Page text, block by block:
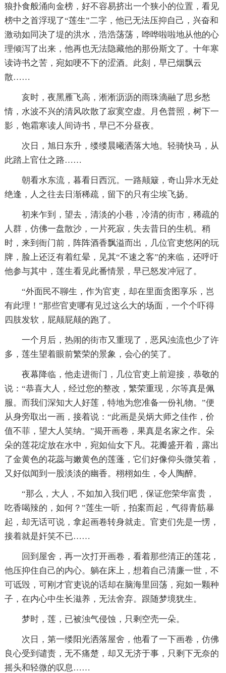
狼扑食般涌向金榜，好不容易挤出一个狭小的位置，看见
榜中之首浮现了“莲生”二字，他已无法压抑自己，兴奋和
激动如同决了堤的洪水，浩浩荡荡，哗哗啦啦地从他的心
理倾泻了出来，他再也无法隐藏他的那份斯文了。十年寒
读诗书之苦，宛如哽不下的涩酒。此刻，早已烟飘云
散……
亥时，夜黑雁飞高，淅淅沥沥的雨珠滴融了思乡愁
情，水波不兴的清风吹散了寂寞空虚。月色普照，树下一
影，饱霜寒读人间诗书，早已不分昼夜。
次日，旭日东升，缕缕晨曦洒落大地。轻骑快马，从
此踏上官仕之路……
朝看水东流，暮看日西沉。一路颠簸，奇山异水无处
绝逢，人之往去日渐稀疏，留下的只有尘埃飞扬。
初来乍到，望去，清淡的小巷，冷清的街市，稀疏的
人群，仿佛一盘散沙，一片死寂，失去昔日的生机。稍
时，来到衙门前，阵阵酒香飘溢而出，几位官吏悠闲的玩
牌，脸上还泛有着红晕，见其“不速之客”的来临，还呼吁
他参与其中，莲生看见此番情景，早已怒发冲冠了。
“外面民不聊生，作为官吏，却在里面贪图享乐，岂
有此理！”那些官吏哪有见过这么大的场面，一个个吓得
四肢发软，屁颠屁颠的跑了。
一个月后，热闹的街市又重现了，恶风浊流也少了许
多，莲生望着眼前繁荣的景象，会心的笑了。
夜幕降临，他走进衙门，几位官吏上前迎接，恭敬的
说：“恭喜大人，经过您的整改，繁荣重现，尔等真是佩
服。而我们深知大人好莲，特地为您准备一份礼物。”便
从身旁取出一画，接着说：“此画是吴炳大师之佳作，价
值不菲，望大人笑纳。”揭开画卷，果真是名家之作。朵
朵的莲花绽放在水中，宛如仙女下凡。花瓣盛开着，露出
了金黄色的花蕊与嫩黄色的莲蓬，它们好像仰头微笑着，
又好似闻到一股淡淡的幽香。栩栩如生，令人陶醉。
“那么，大人，不如加入我们吧，保证您荣华富贵，
吃香喝辣的，如何？”莲生一听，拍案而起，气得青筋暴
起，却无话可说，拿起画卷转身就走。官吏们先是一愣，
接着就是奸笑不已……
回到屋舍，再一次打开画卷，看着那些清正的莲花，
他压抑住自己的内心。躺在床上，想着自己清廉一世，不
可诋毁，可刚才官吏说的话却在脑海里回荡，宛如一颗种
子，在内心中生长滋养，无法舍弃。跟随梦境犹生。
梦时，莲，已被浊气侵蚀，只剩空壳一朵。
次日，第一缕阳光洒落屋舍，他看了一下画卷，仿佛
良心受到谴责，无不痛楚，却又无济于事，只剩下无奈的
摇头和轻微的叹息……